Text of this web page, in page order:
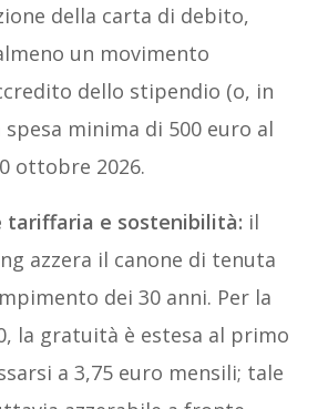
della carta di debito,
un movimento
dello stipendio (o, in
minima di 500 euro al
ottobre 2026.
tariffaria e sostenibilità: il
azzera il canone di tenuta
dei 30 anni. Per la
la gratuità è estesa al primo
a 3,75 euro mensili; tale